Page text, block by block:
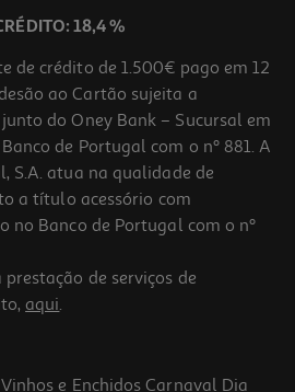
Peças
18,4 %
de crédito de 1.500€ pago em 12
ao Cartão sujeita a
do Oney Bank – Sucursal em
de Portugal com o nº 881. A
S.A. atua na qualidade de
a título acessório com
no Banco de Portugal com o nº
de serviços de
aqui.
e Enchidos Carnaval Dia